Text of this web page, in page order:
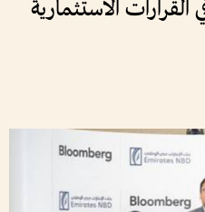
الاستثمارية